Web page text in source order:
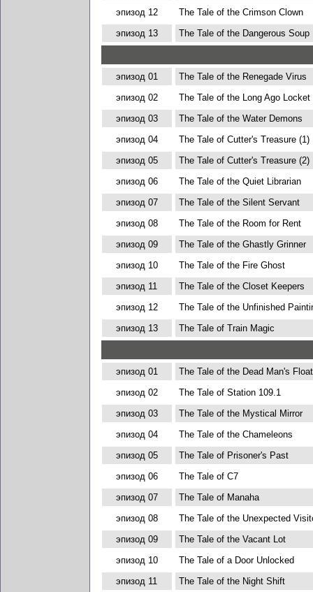
эпизод 12
The Tale of the Crimson Clown
эпизод 13
The Tale of the Dangerous Soup
эпизод 01
The Tale of the Renegade Virus
эпизод 02
The Tale of the Long Ago Locket
эпизод 03
The Tale of the Water Demons
эпизод 04
The Tale of Cutter's Treasure (1)
эпизод 05
The Tale of Cutter's Treasure (2)
эпизод 06
The Tale of the Quiet Librarian
эпизод 07
The Tale of the Silent Servant
эпизод 08
The Tale of the Room for Rent
эпизод 09
The Tale of the Ghastly Grinner
эпизод 10
The Tale of the Fire Ghost
эпизод 11
The Tale of the Closet Keepers
эпизод 12
The Tale of the Unfinished
эпизод 13
The Tale of Train Magic
эпизод 01
The Tale of the Dead Man's Float
эпизод 02
The Tale of Station 109.1
эпизод 03
The Tale of the Mystical Mirror
эпизод 04
The Tale of the Chameleons
эпизод 05
The Tale of Prisoner's Past
эпизод 06
The Tale of C7
эпизод 07
The Tale of Manaha
эпизод 08
The Tale of the Unexpected
эпизод 09
The Tale of the Vacant Lot
эпизод 10
The Tale of a Door Unlocked
эпизод 11
The Tale of the Night Shift